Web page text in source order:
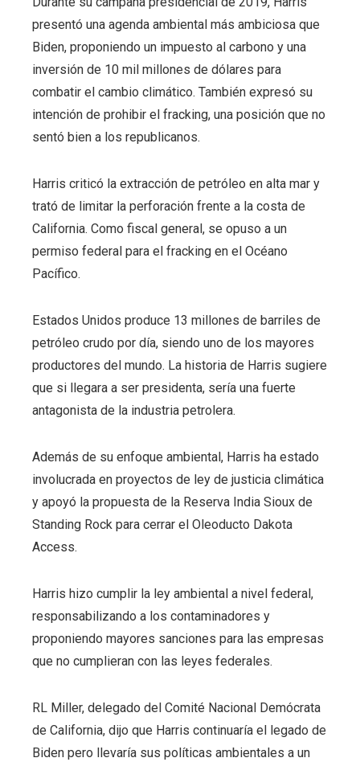
presentó una agenda ambiental más ambiciosa que
Biden, proponiendo un impuesto al carbono y una
inversión de 10 mil millones de dólares para
combatir el cambio climático. También expresó su
intención de prohibir el fracking, una posición que no
sentó bien a los republicanos.
Harris criticó la extracción de petróleo en alta mar y
trató de limitar la perforación frente a la costa de
California. Como fiscal general, se opuso a un
permiso federal para el fracking en el Océano
Pacífico.
Estados Unidos produce 13 millones de barriles de
petróleo crudo por día, siendo uno de los mayores
productores del mundo. La historia de Harris sugiere
que si llegara a ser presidenta, sería una fuerte
antagonista de la industria petrolera.
Además de su enfoque ambiental, Harris ha estado
involucrada en proyectos de ley de justicia climática
y apoyó la propuesta de la Reserva India Sioux de
Standing Rock para cerrar el Oleoducto Dakota
Access.
Harris hizo cumplir la ley ambiental a nivel federal,
responsabilizando a los contaminadores y
proponiendo mayores sanciones para las empresas
que no cumplieran con las leyes federales.
RL Miller, delegado del Comité Nacional Demócrata
de California, dijo que Harris continuaría el legado de
Biden pero llevaría sus políticas ambientales a un